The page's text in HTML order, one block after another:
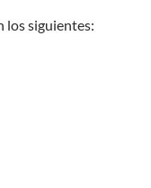
los siguientes: